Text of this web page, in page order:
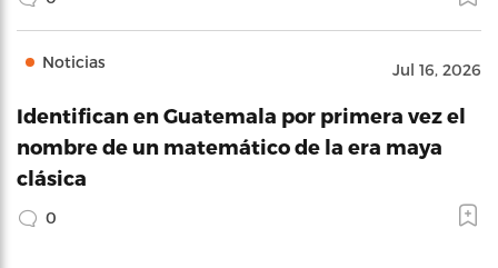
Noticias Jul 16, 2026
Identifican en Guatemala por primera vez el
nombre de un matemático de la era maya
clásica
0